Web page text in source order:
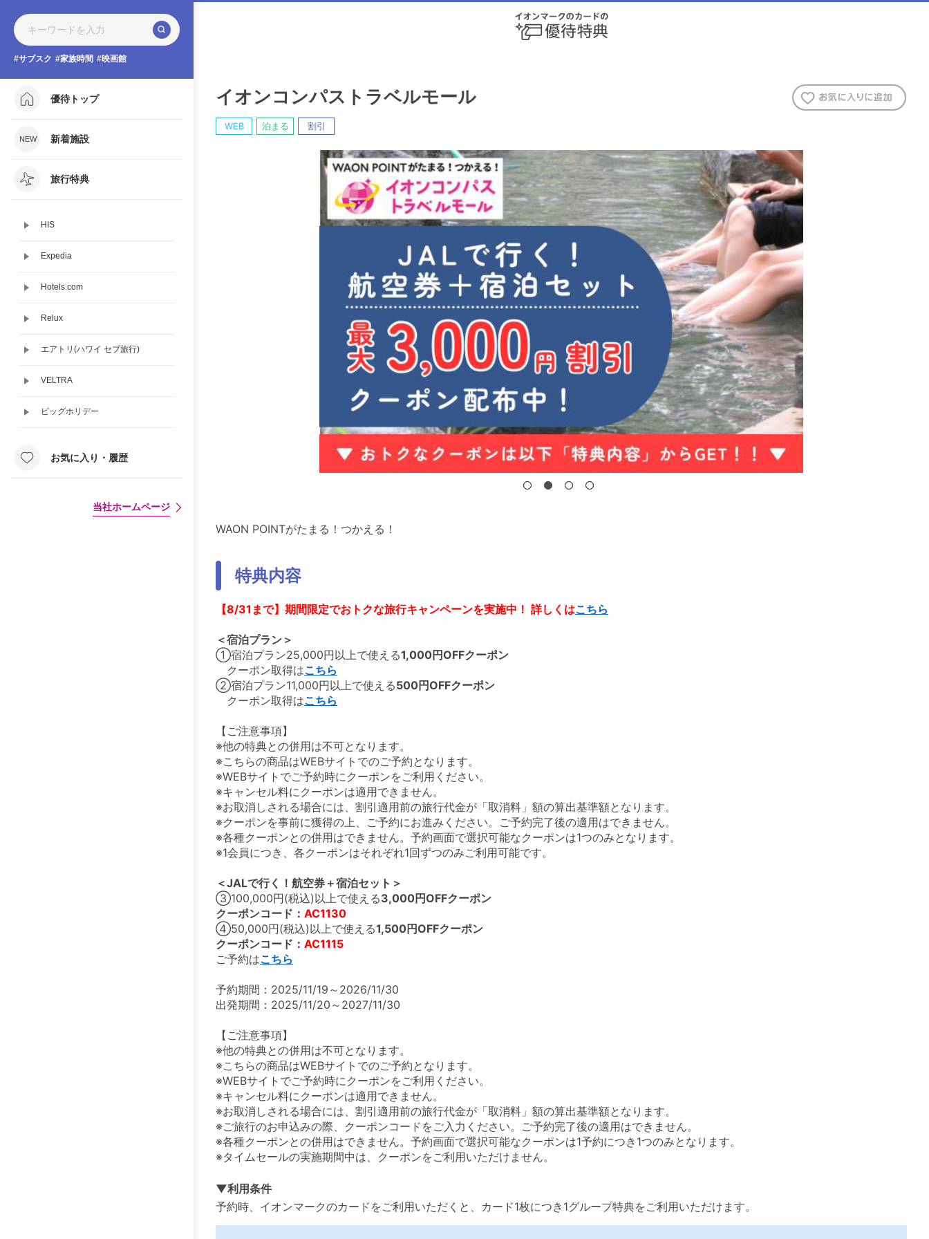
サブスク 家族時間 映画館
優待トップ
新着施設
旅行特典
HIS
Expedia
Hotels.com
Relux
エアトリ(ハワイ セブ旅行)
VELTRA
ビッグホリデー
お気に入り・履歴
当社ホームページ
イオンコンパストラベルモール
WEB 泊まる 割引
WAON POINTがたまる！つかえる！
特典内容
【8/31まで】期間限定でおトクな旅行キャンペーンを実施中！ 詳しくはこちら
＜宿泊プラン＞
①宿泊プラン25,000円以上で使える1,000円OFFクーポン
クーポン取得はこちら
②宿泊プラン11,000円以上で使える500円OFFクーポン
クーポン取得はこちら
【ご注意事項】
※他の特典との併用は不可となります。
※こちらの商品はWEBサイトでのご予約となります。
※WEBサイトでご予約時にクーポンをご利用ください。
※キャンセル料にクーポンは適用できません。
※お取消しされる場合には、割引適用前の旅行代金が「取消料」額の算出基準額となります。
※クーポンを事前に獲得の上、ご予約にお進みください。ご予約完了後の適用はできません。
※各種クーポンとの併用はできません。予約画面で選択可能なクーポンは1つのみとなります。
※1会員につき、各クーポンはそれぞれ1回ずつのみご利用可能です。
＜JALで行く！航空券＋宿泊セット＞
③100,000円(税込)以上で使える3,000円OFFクーポン
クーポンコード： AC1130
④50,000円(税込)以上で使える1,500円OFFクーポン
クーポンコード： AC1115
ご予約はこちら
予約期間：2025/11/19～2026/11/30
出発期間：2025/11/20～2027/11/30
【ご注意事項】
※他の特典との併用は不可となります。
※こちらの商品はWEBサイトでのご予約となります。
※WEBサイトでご予約時にクーポンをご利用ください。
※キャンセル料にクーポンは適用できません。
※お取消しされる場合には、割引適用前の旅行代金が「取消料」額の算出基準額となります。
※ご旅行のお申込みの際、クーポンコードをご入力ください。ご予約完了後の適用はできません。
※各種クーポンとの併用はできません。予約画面で選択可能なクーポンは1予約につき1つのみとなります。
※タイムセールの実施期間中は、クーポンをご利用いただけません。
▼利用条件
予約時、イオンマークのカードをご利用いただくと、カード1枚につき1グループ特典をご利用いただけます。